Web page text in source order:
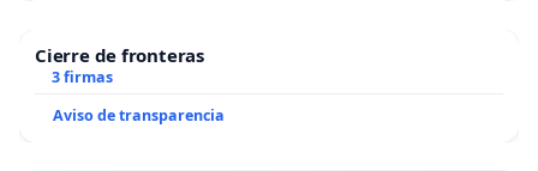
Cierre de fronteras
3 firmas
Aviso de transparencia